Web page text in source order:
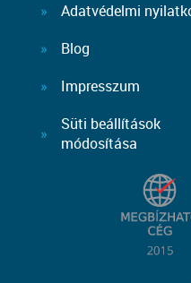
Adatvédelmi
Blog
Impresszum
Süti beállítások
módosítása